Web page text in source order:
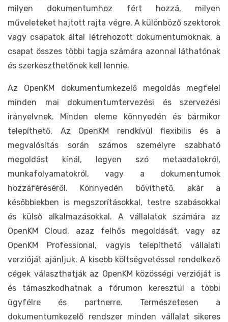
milyen dokumentumhoz fért hozzá, milyen
műveleteket hajtott rajta végre. A különböző szektorok
vagy csapatok által létrehozott dokumentumoknak, a
csapat összes többi tagja számára azonnal láthatónak
és szerkeszthetőnek kell lennie.
Az OpenKM dokumentumkezelő megoldás megfelel
minden mai dokumentumtervezési és szervezési
irányelvnek. Minden eleme könnyedén és bármikor
telepíthető. Az OpenKM rendkívül flexibilis és a
megvalósítás során számos személyre szabható
megoldást kínál, legyen szó metaadatokról,
munkafolyamatokról, vagy a dokumentumok
hozzáféréséről. Könnyedén bővíthető, akár a
későbbiekben is megszorításokkal, testre szabásokkal
és külső alkalmazásokkal. A vállalatok számára az
OpenKM Cloud, azaz felhős megoldását, vagy az
OpenKM Professional, vagyis telepíthető vállalati
verzióját ajánljuk. A kisebb költségvetéssel rendelkező
cégek választhatják az OpenKM közösségi verzióját is
és támaszkodhatnak a fórumon keresztül a többi
ügyfélre és partnerre. Természetesen a
dokumentumkezelő rendszer minden vállalat sikeres